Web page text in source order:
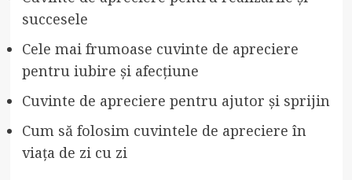
succesele
Cele mai frumoase cuvinte de apreciere
pentru iubire și afecțiune
Cuvinte de apreciere pentru ajutor și sprijin
Cum să folosim cuvintele de apreciere în
viața de zi cu zi